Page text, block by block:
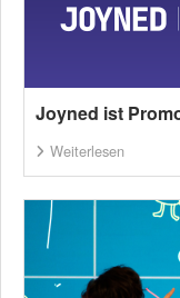
Joyned ist
Weiterlesen